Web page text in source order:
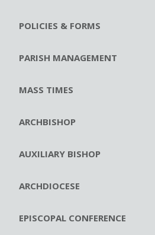
POLICIES & FORMS
PARISH MANAGEMENT
MASS TIMES
ARCHBISHOP
AUXILIARY BISHOP
ARCHDIOCESE
EPISCOPAL CONFERENCE